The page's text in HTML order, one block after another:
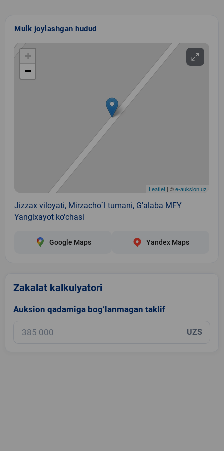
Mulk joylashgan hudud
+
−
Leaflet | ©e-auksion.uz
Jizzax viloyati, Mirzacho`l tumani, G'alaba MFY
Yangixayot ko'chasi
Google Maps Yandex Maps
Zakalat kalkulyatori
Auksion qadamiga bog‘lanmagan taklif
UZS